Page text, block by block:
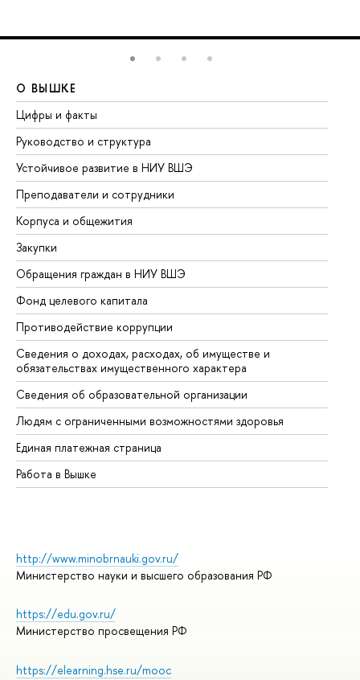
О ВЫШКЕ
Цифры и факты
Руководство и структура
Устойчивое развитие в НИУ ВШЭ
Преподаватели и сотрудники
Корпуса и общежития
Закупки
Обращения граждан в НИУ ВШЭ
Фонд целевого капитала
Противодействие коррупции
Сведения о доходах, расходах, об имуществе и
обязательствах имущественного характера
Сведения об образовательной организации
Людям с ограниченными возможностями здоровья
Единая платежная страница
Работа в Вышке
http://www.minobrnauki.gov.ru/
Министерство науки и высшего образования РФ
https://edu.gov.ru/
Министерство просвещения РФ
https://elearning.hse.ru/mooc